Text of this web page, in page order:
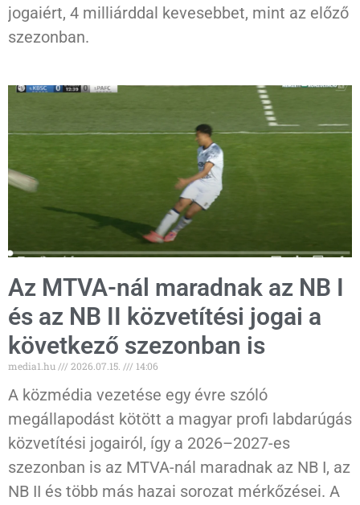
jogaiért, 4 milliárddal kevesebbet, mint az előző
szezonban.
Az MTVA-nál maradnak az NB I
és az NB II közvetítési jogai a
következő szezonban is
media1.hu 2026.07.15. 14:06
A közmédia vezetése egy évre szóló
megállapodást kötött a magyar profi labdarúgás
közvetítési jogairól, így a 2026–2027-es
szezonban is az MTVA-nál maradnak az NB I, az
NB II és több más hazai sorozat mérkőzései. A